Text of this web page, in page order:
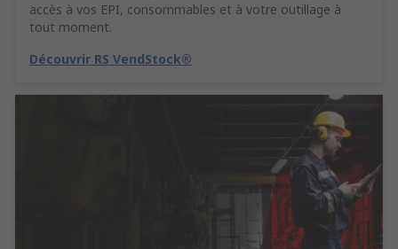
accès à vos EPI, consommables et à votre outillage à
tout moment.
Découvrir RS VendStock®